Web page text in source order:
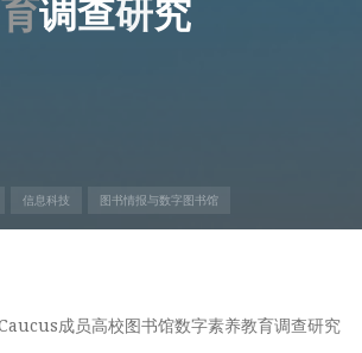
育调查研究
信息科技 图书情报与数字图书馆
成员高校图书馆数字素养教育调查研究